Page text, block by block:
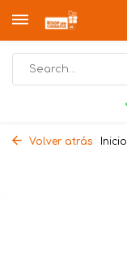
Volver atrás Inicio